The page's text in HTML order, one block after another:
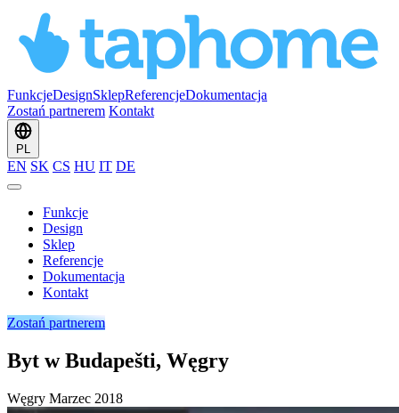
FunkcjeDesignSklepReferencjeDokumentacja
Zostań partnerem Kontakt
PL
EN SK CS HU IT DE
Funkcje
Design
Sklep
Referencje
Dokumentacja
Kontakt
Zostań partnerem
Byt w Budapešti, Węgry
Węgry Marzec 2018